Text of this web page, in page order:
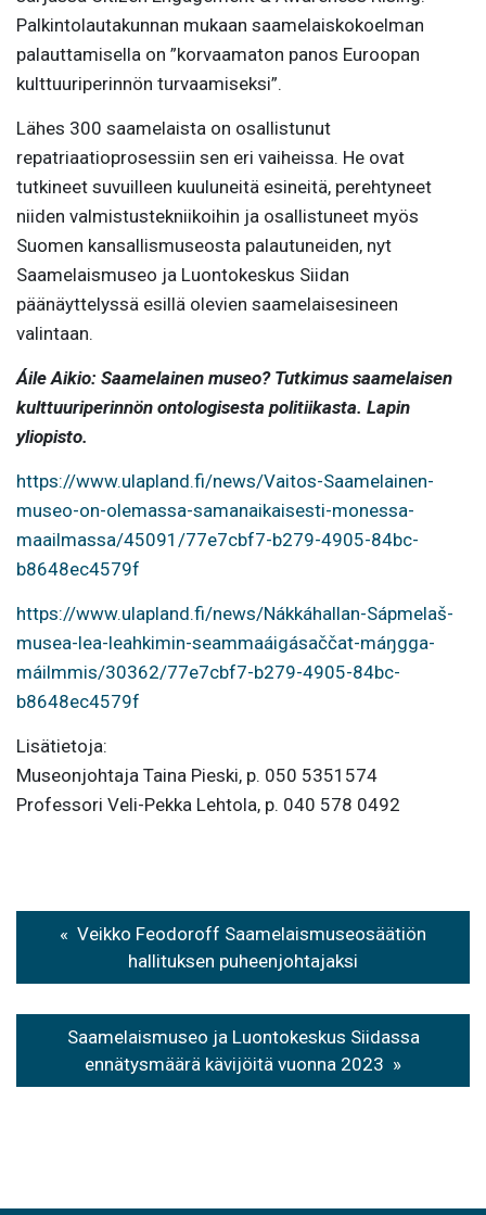
Palkintolautakunnan mukaan saamelaiskokoelman
palauttamisella on ”korvaamaton panos Euroopan
kulttuuriperinnön turvaamiseksi”.
Lähes 300 saamelaista on osallistunut
repatriaatioprosessiin sen eri vaiheissa. He ovat
tutkineet suvuilleen kuuluneitä esineitä, perehtyneet
niiden valmistustekniikoihin ja osallistuneet myös
Suomen kansallismuseosta palautuneiden, nyt
Saamelaismuseo ja Luontokeskus Siidan
päänäyttelyssä esillä olevien saamelaisesineen
valintaan.
Áile Aikio: Saamelainen museo? Tutkimus saamelaisen
kulttuuriperinnön ontologisesta politiikasta. Lapin
yliopisto.
https://www.ulapland.fi/news/Vaitos-Saamelainen-
museo-on-olemassa-samanaikaisesti-monessa-
maailmassa/45091/77e7cbf7-b279-4905-84bc-
b8648ec4579f
https://www.ulapland.fi/news/Nákkáhallan-Sápmelaš-
musea-lea-leahkimin-seammaáigásaččat-máŋgga-
máilmmis/30362/77e7cbf7-b279-4905-84bc-
b8648ec4579f
Lisätietoja:
Museonjohtaja Taina Pieski, p. 050 5351574
Professori Veli-Pekka Lehtola, p. 040 578 0492
Artikkelien
Veikko Feodoroff Saamelaismuseosäätiön
hallituksen puheenjohtajaksi
Saamelaismuseo ja Luontokeskus Siidassa
ennätysmäärä kävijöitä vuonna 2023